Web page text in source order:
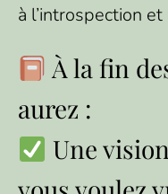
à l’introspection
À la fin
aurez :
Une